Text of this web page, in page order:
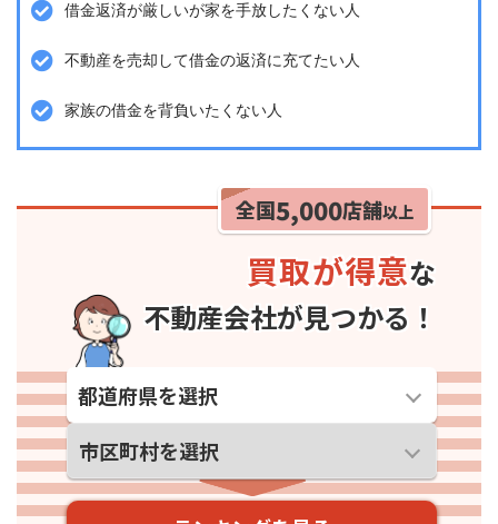
借金返済が厳しいが家を手放したくない人
不動産を売却して借金の返済に充てたい人
家族の借金を背負いたくない人